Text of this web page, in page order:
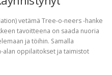
vetämä Tree-o-neers -hanke
tavoitteena on saada nuoria
ja töihin. Samalla
oppilaitokset ja taimistot